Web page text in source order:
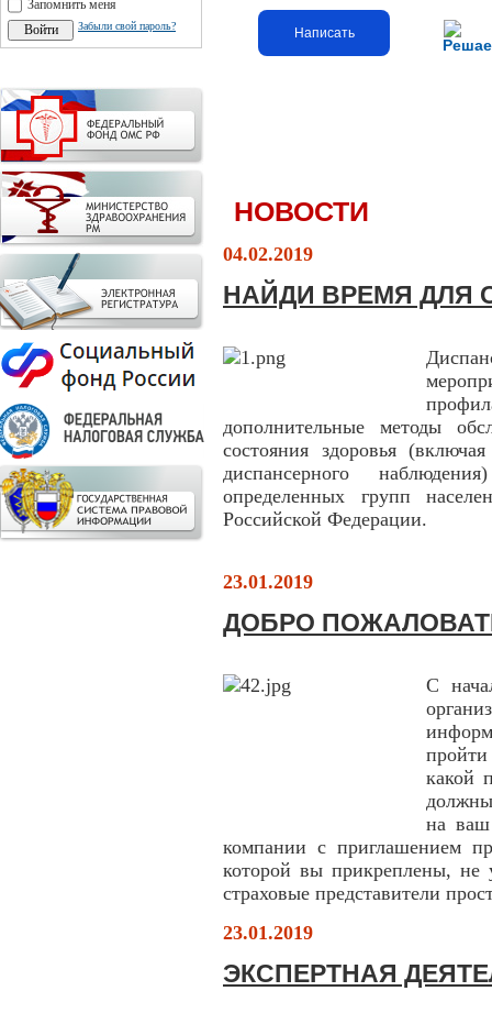
Запомнить меня
Забыли свой пароль? Написать
НОВОСТИ
04.02.2019
НАЙДИ ВРЕМЯ ДЛЯ
дополнительные методы
состояния здоровья
диспансерного
определенных групп
Российской Федерации.
23.01.2019
ДОБРО
С
какой
на ваш
компании с приглашением
которой вы прикреплены, не
страховые представители
23.01.2019
ЭКСПЕРТНАЯ